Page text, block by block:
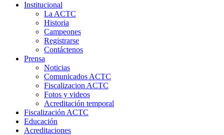
Institucional
La ACTC
Historia
Campeones
Registrarse
Contáctenos
Prensa
Noticias
Comunicados ACTC
Fiscalizacion ACTC
Fotos y videos
Acreditación temporal
Fiscalización ACTC
Educación
Acreditaciones